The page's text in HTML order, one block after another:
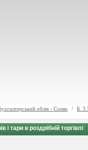
облік - Сопко / Б.
тари в роздрібній торгівлі